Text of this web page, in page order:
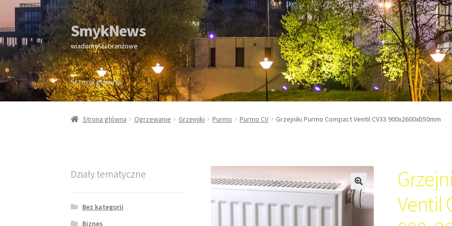
Przejdź
do
nawigacji
Przejdź
do
treści
SmykNews
wiadomości branżowe
Strona główna
Strona główna
Strona główna Ogrzewanie Grzejniki Purmo Purmo CV Grzejniki Purmo Compact Ventil CV33 900x2600xD50mm
Ventil
Działy tematyczne
Bez kategorii
Biznes